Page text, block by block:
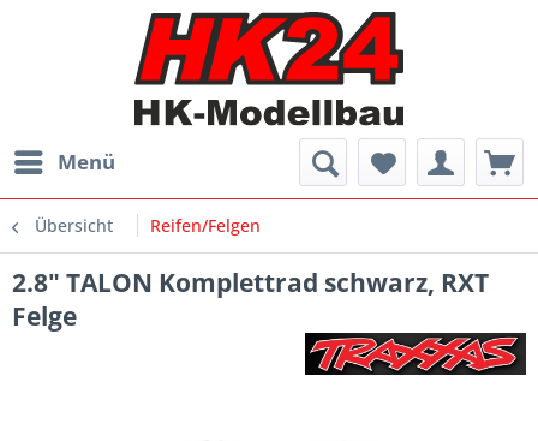
Menü
Übersicht Reifen/Felgen
2.8" TALON Komplettrad schwarz, RXT
Felge